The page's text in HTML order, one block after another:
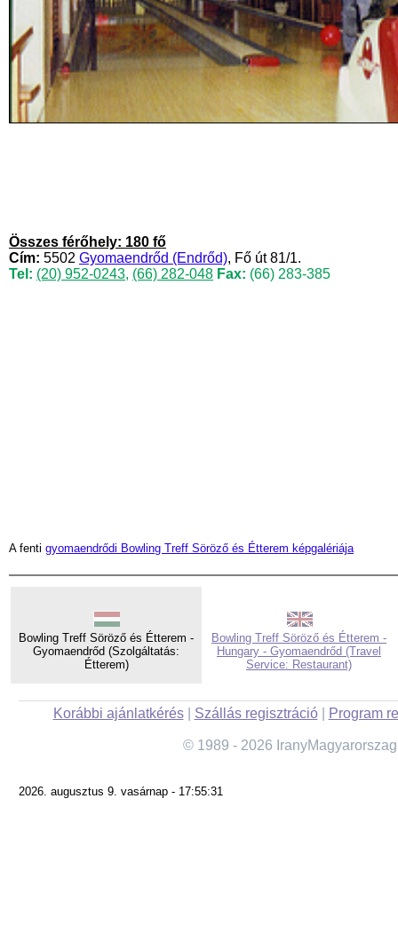
Összes férőhely: 180 fő
Cím: 5502 Gyomaendrőd (Endrőd), Fő út 81/1.
Tel: (20) 952-0243, (66) 282-048 Fax: (66) 283-385
A fenti gyomaendrődi Bowling Treff Söröző és Étterem képgalériája
Bowling Treff Söröző és Étterem -
Gyomaendrőd (Szolgáltatás:
Étterem)
Bowling Treff Söröző és Étterem -
Hungary - Gyomaendrőd (Travel
Service: Restaurant)
Korábbi ajánlatkérés| Szállás regisztráció| Program
© 1989 - 2026
2026. augusztus 9. vasárnap - 17:55:31